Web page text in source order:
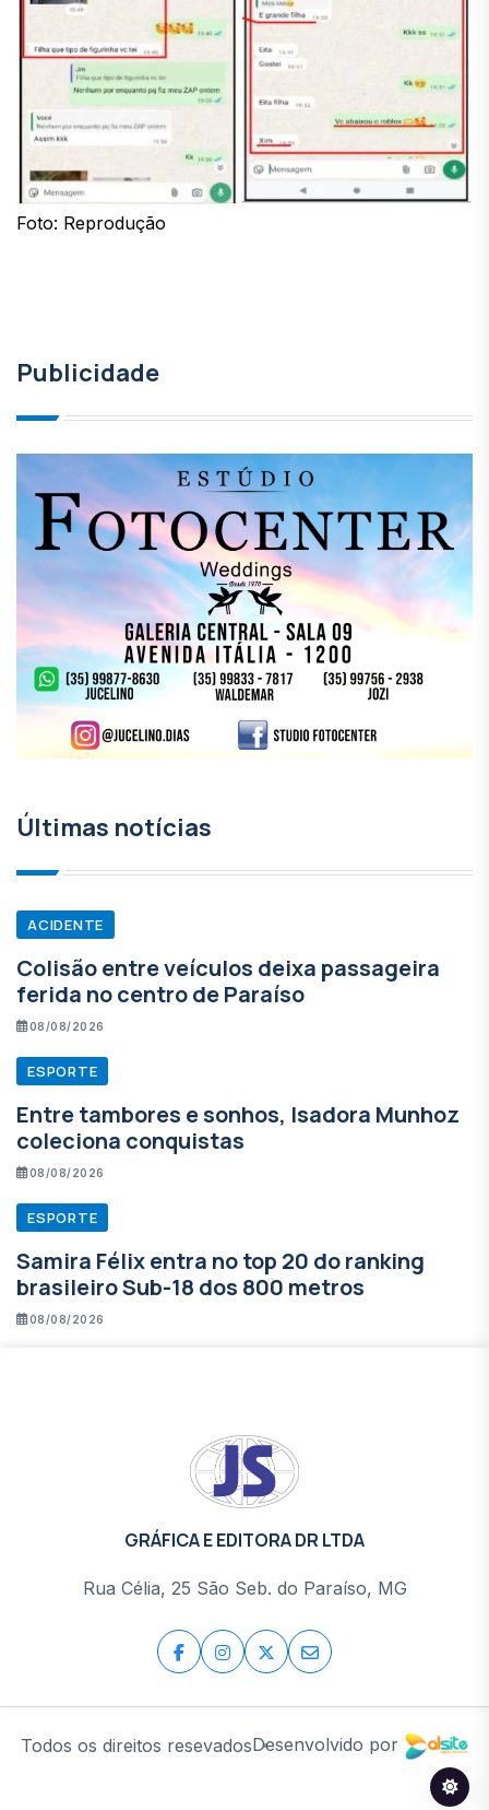
Foto: Reprodução
Publicidade
Últimas notícias
ACIDENTE
Colisão entre veículos deixa passageira
ferida no centro de Paraíso
08/08/2026
ESPORTE
Entre tambores e sonhos, Isadora Munhoz
coleciona conquistas
08/08/2026
ESPORTE
Samira Félix entra no top 20 do ranking
brasileiro Sub-18 dos 800 metros
08/08/2026
GRÁFICA E EDITORA DR LTDA
Rua Célia, 25 São Seb. do Paraíso, MG
Todos os direitos resevadosDesenvolvido por